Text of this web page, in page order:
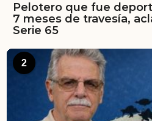
Pelotero que fue
7 meses de travesía,
Serie 65
2